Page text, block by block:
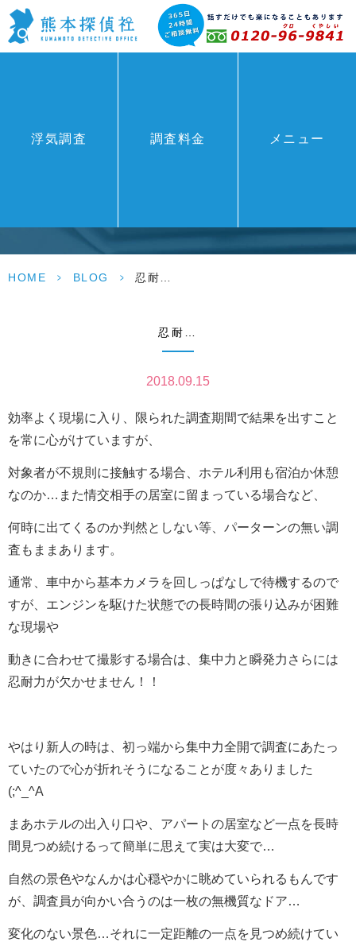
浮気調査 調査料金 メニュー
HOME > BLOG > 忍耐…
忍耐…
2018.09.15
効率よく現場に入り、限られた調査期間で結果を出すこと
を常に心がけていますが、
対象者が不規則に接触する場合、ホテル利用も宿泊か休憩
なのか…また情交相手の居室に留まっている場合など、
何時に出てくるのか判然としない等、パーターンの無い調
査もままあります。
通常、車中から基本カメラを回しっぱなしで待機するので
すが、エンジンを駆けた状態での長時間の張り込みが困難
な現場や
動きに合わせて撮影する場合は、集中力と瞬発力さらには
忍耐力が欠かせません！！
やはり新人の時は、初っ端から集中力全開で調査にあたっ
ていたので心が折れそうになることが度々ありました
(;^_^A
まあホテルの出入り口や、アパートの居室など一点を長時
間見つめ続けるって簡単に思えて実は大変で…
自然の景色やなんかは心穏やかに眺めていられるもんです
が、調査員が向かい合うのは一枚の無機質なドア…
変化のない景色…それに一定距離の一点を見つめ続けてい